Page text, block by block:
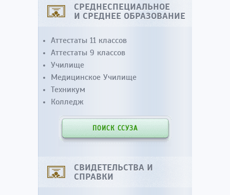
СРЕДНЕСПЕЦИАЛЬНОЕ
И СРЕДНЕЕ ОБРАЗОВАНИЕ
Аттестаты 11 классов
Аттестаты 9 классов
Училище
Медицинское Училище
Техникум
Колледж
ПОИСК ССУЗА
СВИДЕТЕЛЬСТВА И
СПРАВКИ